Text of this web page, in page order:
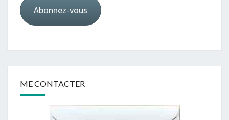
Abonnez-vous
ME CONTACTER